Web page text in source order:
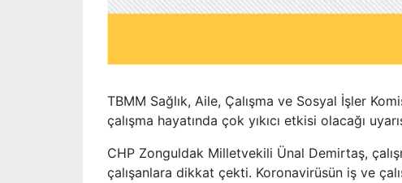
TBMM Sağlık, Aile, Çalışma ve Sosyal İşler
çalışma hayatında çok yıkıcı etkisi olacağı
CHP Zonguldak Milletvekili Ünal Demirtaş,
çalışanlara dikkat çekti. Koronavirüsün iş ve